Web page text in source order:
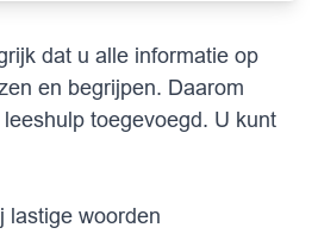
dat u alle informatie op
en begrijpen. Daarom
toegevoegd. U kunt
lastige woorden